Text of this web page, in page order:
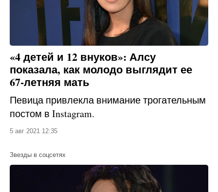
«4 детей и 12 внуков»: Алсу
показала, как молодо выглядит ее
67-летняя мать
Певица привлекла внимание трогательным
постом в Instagram.
5 авг 2021 12:35
Звезды в соцсетях